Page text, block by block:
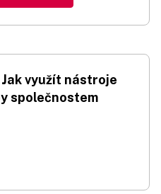
využít nástroje
společnostem